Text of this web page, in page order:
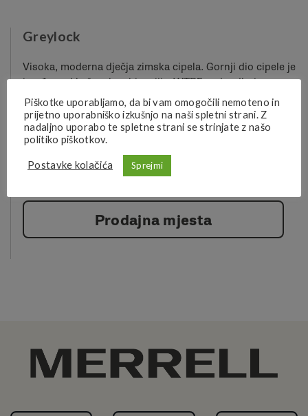
Greylock
Visoka, moderna dječja zimska cipela. Gornji dio cipele je
izrađen od kože u kombinaciji s WTPF vodoodbojnom
membranom koja osigurava da stopala ostanu suha. M-
Select GRIP guma na potplatu prilagođava se tlu i nudi
dobro prianjanje.
Više informacija o proizvodu
Prodajna mjesta
Piškotke uporabljamo, da bi vam omogočili nemoteno in
prijetno uporabniško izkušnjo na naši spletni strani. Z
nadaljno uporabo te spletne strani se strinjate z našo
politiko piškotkov.
Postavke kolačića Sprejmi